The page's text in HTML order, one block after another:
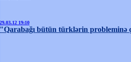
29.03.12 19:10
"Qarabağı bütün türklərin probleminə